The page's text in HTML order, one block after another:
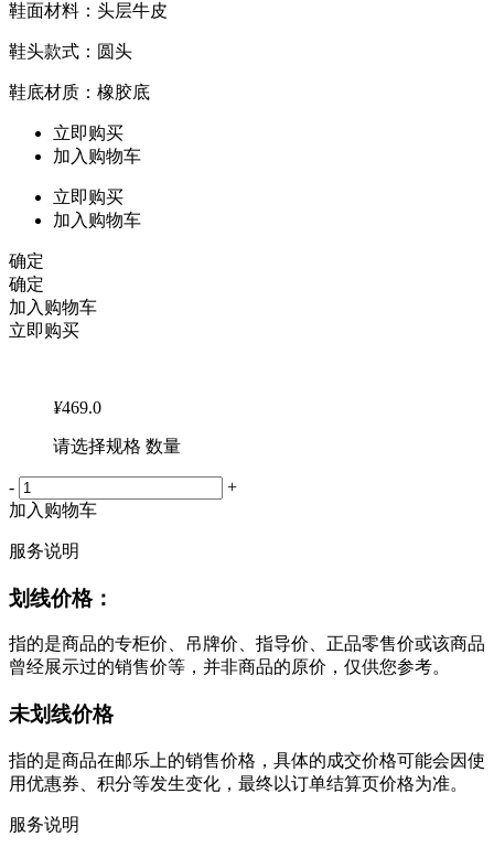
鞋面材料：头层牛皮
鞋头款式：圆头
鞋底材质：橡胶底
立即购买
加入购物车
立即购买
加入购物车
确定
确定
加入购物车
立即购买
¥469.0
请选择规格 数量
-
+
加入购物车
服务说明
划线价格：
指的是商品的专柜价、吊牌价、指导价、正品零售价或该商品
曾经展示过的销售价等，并非商品的原价，仅供您参考。
未划线价格
指的是商品在邮乐上的销售价格，具体的成交价格可能会因使
用优惠券、积分等发生变化，最终以订单结算页价格为准。
服务说明